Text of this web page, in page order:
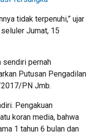
tidak terpenuhi,” ujar
Jumat, 15
sendiri pernah
Putusan Pengadilan
PN Jmb.
Pengakuan
koran media, bahwa
1 tahun 6 bulan dan